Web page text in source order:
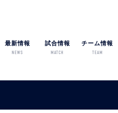
最新情報
NEWS
試合情報
MATCH
チーム情報
TEAM